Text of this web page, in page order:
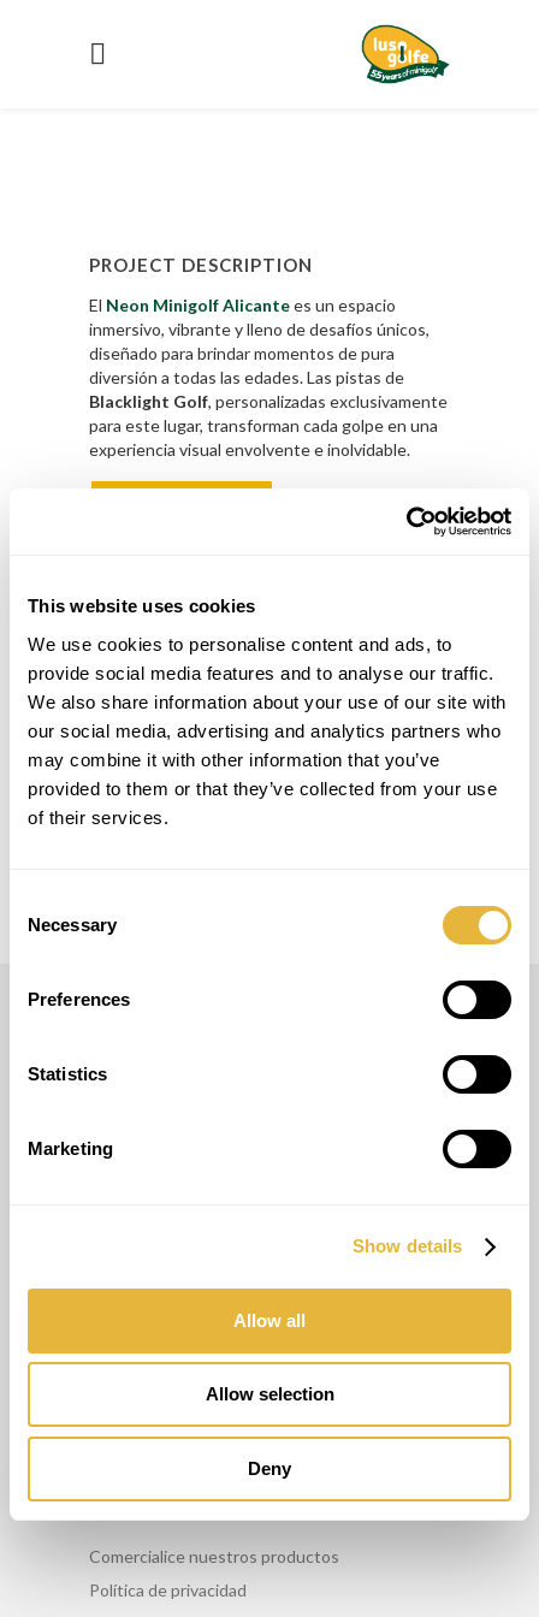
This website uses cookies
We use cookies to personalise content and ads, to
provide social media features and to analyse our traffic.
We also share information about your use of our site with
our social media, advertising and analytics partners who
may combine it with other information that you’ve
provided to them or that they’ve collected from your use
of their services.
Selection
Necessary
Preferences
Statistics
Marketing
Show details
Allow all
Allow selection
Deny
PROJECT DESCRIPTION
El Neon Minigolf Alicantees un espacio
inmersivo, vibrante y lleno de desafíos únicos,
diseñado para brindar momentos de pura
diversión a todas las edades. Las pistas de
Blacklight Golf, personalizadas exclusivamente
para este lugar, transforman cada golpe en una
experiencia visual envolvente e inolvidable.
PROJECT DETAILS
LOCAL
Alicante, España
MODELO
OTROS SERVICIOS
Formación
Alquiler
INFO
Comercialice nuestros productos
Política de privacidad